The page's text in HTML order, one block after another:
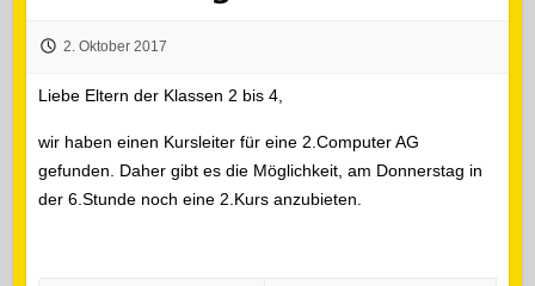
2. Oktober 2017
Liebe Eltern der Klassen 2 bis 4,
wir haben einen Kursleiter für eine 2.Computer AG
gefunden. Daher gibt es die Möglichkeit, am Donnerstag in
der 6.Stunde noch eine 2.Kurs anzubieten.